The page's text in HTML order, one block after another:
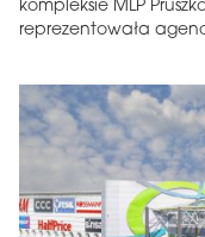
kompleksie MLP
reprezentowała